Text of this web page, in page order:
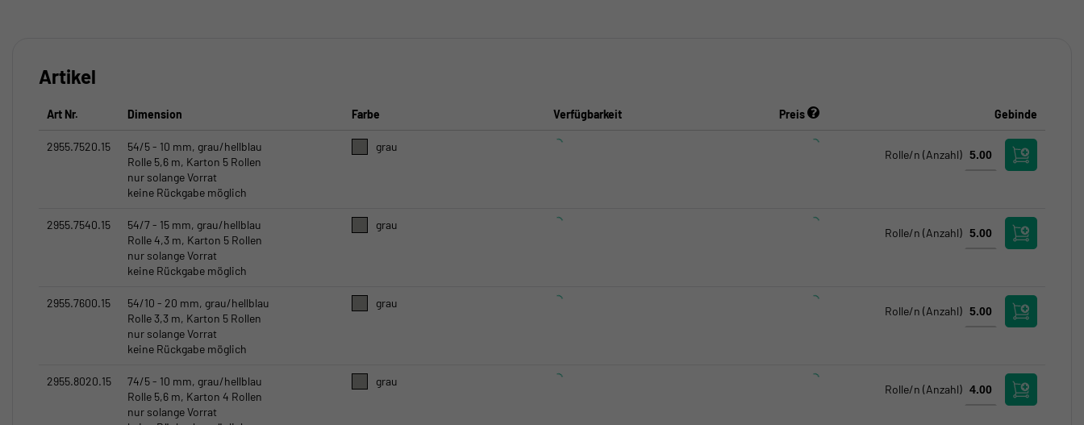
Artikel
Art Nr. Dimension Farbe Verfügbarkeit Preis Gebinde
2955.7520.15
54/5 - 10 mm, grau/hellblau
Rolle 5,6 m, Karton 5 Rollen
nur solange Vorrat
keine Rückgabe möglich
grau
Rolle/n (Anzahl)
2955.7540.15
54/7 - 15 mm, grau/hellblau
Rolle 4,3 m, Karton 5 Rollen
nur solange Vorrat
keine Rückgabe möglich
grau
Rolle/n (Anzahl)
2955.7600.15
54/10 - 20 mm, grau/hellblau
Rolle 3,3 m, Karton 5 Rollen
nur solange Vorrat
keine Rückgabe möglich
grau
Rolle/n (Anzahl)
2955.8020.15
74/5 - 10 mm, grau/hellblau
Rolle 5,6 m, Karton 4 Rollen
nur solange Vorrat
grau
Rolle/n (Anzahl)